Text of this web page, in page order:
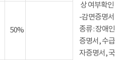
상 여부확인
-감면증명서
종류 : 장애인
증명서, 수급
자증명서, 국
50%